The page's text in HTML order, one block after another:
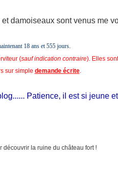
damoiseaux sont venus me
18 ans et555 jours.
(sauf indication contraire). Elles
sur simple demande écrite.
Patience, il est si jeune et